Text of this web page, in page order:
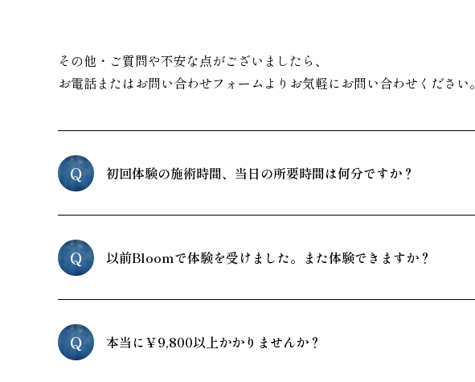
その他・ご質問や不安な点がございましたら、
お電話またはお問い合わせフォームよりお気軽にお問い合わせください。
Q 初回体験の施術時間、当日の所要時間は何分ですか？
Q 以前Bloomで体験を受けました。また体験できますか？
Q 本当に￥9,800以上かかりませんか？